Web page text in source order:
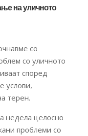
на уличното
со
со уличното
според
услови,
терен.
недела целосно
проблеми со